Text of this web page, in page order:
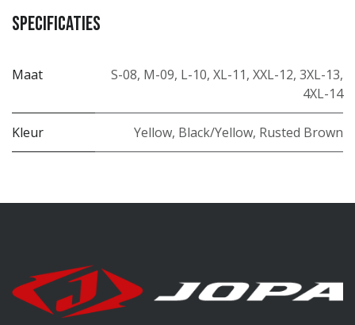
Specificaties
Maat S-08, M-09, L-10, XL-11, XXL-12, 3XL-13,
4XL-14
Kleur Yellow, Black/Yellow, Rusted Brown